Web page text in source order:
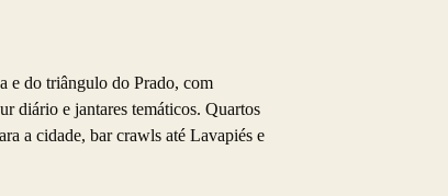
e do triângulo do Prado, com
diário e jantares temáticos. Quartos
a cidade, bar crawls até Lavapiés e